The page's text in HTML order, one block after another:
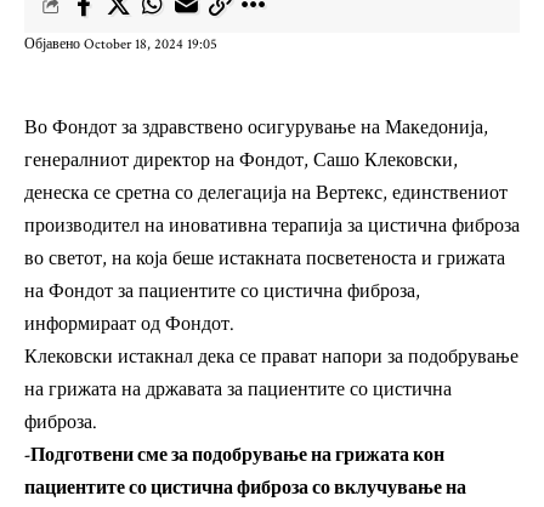
Објавено October 18, 2024 19:05
Во Фондот за здравствено осигурување на Македонија,
генералниот директор на Фондот, Сашо Клековски,
денеска се сретна со делегација на Вертекс, единствениот
производител на иновативна терапија за цистична фиброза
во светот, на која беше истакната посветеноста и грижата
на Фондот за пациентите со цистична фиброза,
информираат од Фондот.
Клековски истакнал дека се прават напори за подобрување
на грижата на државата за пациентите со цистична
фиброза.
-Подготвени сме за подобрување на грижата кон
пациентите со цистична фиброза со вклучување на